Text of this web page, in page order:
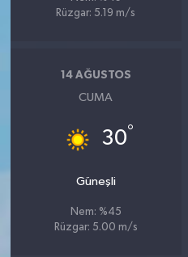
Rüzgar: 5.19 m/s
14 AĞUSTOS
CUMA
30°
Güneşli
Nem: %45
Rüzgar: 5.00 m/s